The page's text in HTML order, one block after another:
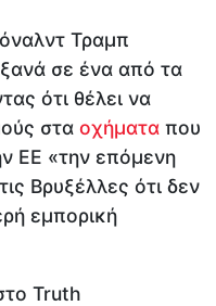
Τραμπ
σε ένα από τα
ότι θέλει να
σταοχήματαπου
ΕΕ «την επόμενη
Βρυξέλλες ότι δεν
εμπορική
Truth